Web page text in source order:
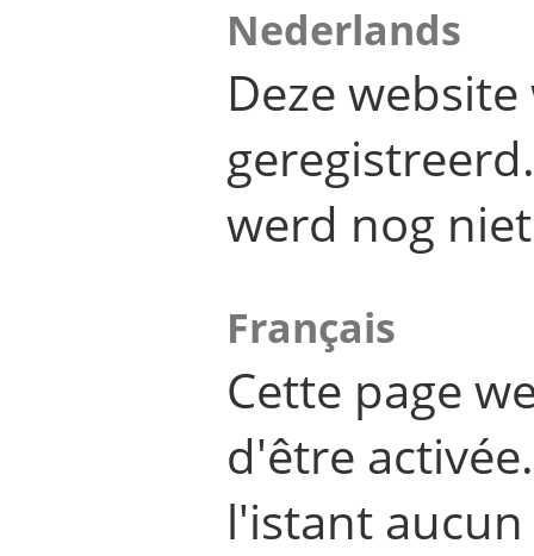
Nederlands
Deze
werd nog
Français
Cette page
d'être
l'istant